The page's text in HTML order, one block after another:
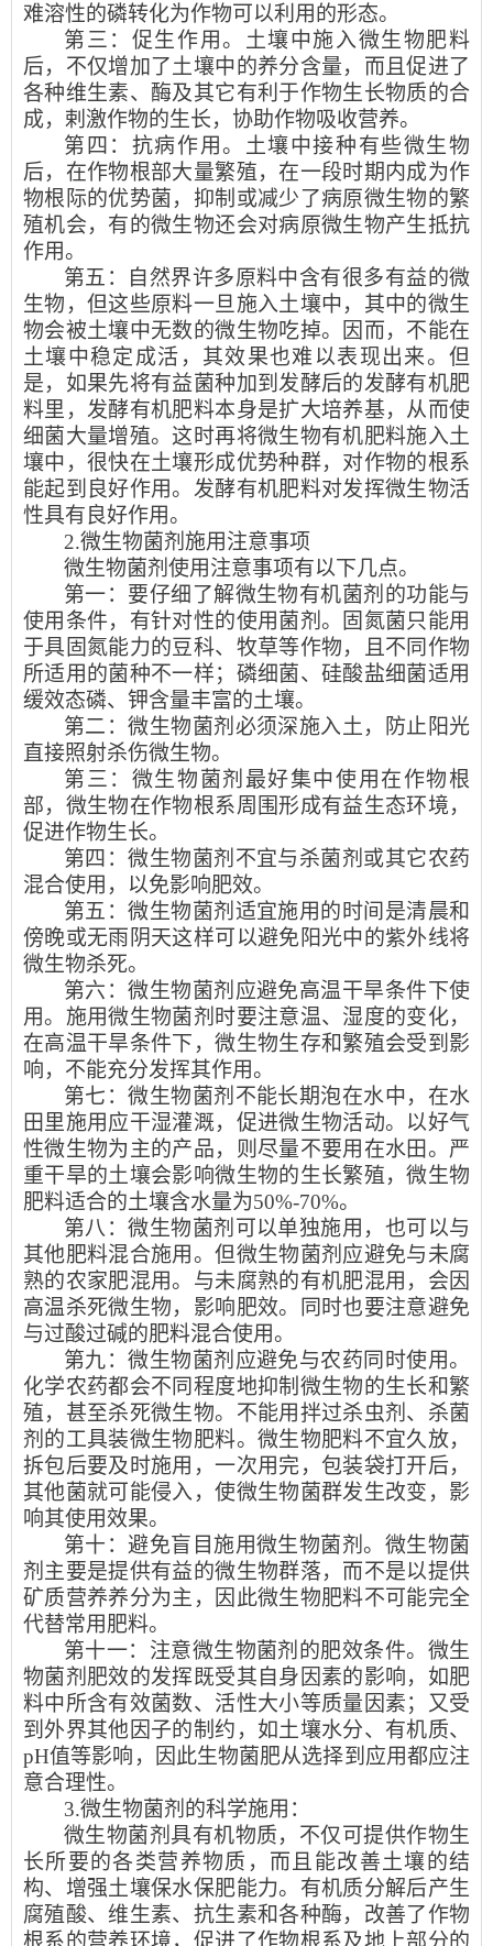
难溶性的磷转化为作物可以利用的形态。
第三：促生作用。土壤中施入微生物肥料
后，不仅增加了土壤中的养分含量，而且促进了
各种维生素、酶及其它有利于作物生长物质的合
成，剌激作物的生长，协助作物吸收营养。
第四：抗病作用。土壤中接种有些微生物
后，在作物根部大量繁殖，在一段时期内成为作
物根际的优势菌，抑制或减少了病原微生物的繁
殖机会，有的微生物还会对病原微生物产生抵抗
作用。
第五：自然界许多原料中含有很多有益的微
生物，但这些原料一旦施入土壤中，其中的微生
物会被土壤中无数的微生物吃掉。因而，不能在
土壤中稳定成活，其效果也难以表现出来。但
是，如果先将有益菌种加到发酵后的发酵有机肥
料里，发酵有机肥料本身是扩大培养基，从而使
细菌大量增殖。这时再将微生物有机肥料施入土
壤中，很快在土壤形成优势种群，对作物的根系
能起到良好作用。发酵有机肥料对发挥微生物活
性具有良好作用。
2.微生物菌剂施用注意事项
微生物菌剂使用注意事项有以下几点。
第一：要仔细了解微生物有机菌剂的功能与
使用条件，有针对性的使用菌剂。固氮菌只能用
于具固氮能力的豆科、牧草等作物，且不同作物
所适用的菌种不一样；磷细菌、硅酸盐细菌适用
缓效态磷、钾含量丰富的土壤。
第二：微生物菌剂必须深施入土，防止阳光
直接照射杀伤微生物。
第三：微生物菌剂最好集中使用在作物根
部，微生物在作物根系周围形成有益生态环境，
促进作物生长。
第四：微生物菌剂不宜与杀菌剂或其它农药
混合使用，以免影响肥效。
第五：微生物菌剂适宜施用的时间是清晨和
傍晚或无雨阴天这样可以避免阳光中的紫外线将
微生物杀死。
第六：微生物菌剂应避免高温干旱条件下使
用。施用微生物菌剂时要注意温、湿度的变化，
在高温干旱条件下，微生物生存和繁殖会受到影
响，不能充分发挥其作用。
第七：微生物菌剂不能长期泡在水中，在水
田里施用应干湿灌溉，促进微生物活动。以好气
性微生物为主的产品，则尽量不要用在水田。严
重干旱的土壤会影响微生物的生长繁殖，微生物
肥料适合的土壤含水量为50%-70%。
第八：微生物菌剂可以单独施用，也可以与
其他肥料混合施用。但微生物菌剂应避免与未腐
熟的农家肥混用。与未腐熟的有机肥混用，会因
高温杀死微生物，影响肥效。同时也要注意避免
与过酸过碱的肥料混合使用。
第九：微生物菌剂应避免与农药同时使用。
化学农药都会不同程度地抑制微生物的生长和繁
殖，甚至杀死微生物。不能用拌过杀虫剂、杀菌
剂的工具装微生物肥料。微生物肥料不宜久放，
拆包后要及时施用，一次用完，包装袋打开后，
其他菌就可能侵入，使微生物菌群发生改变，影
响其使用效果。
第十：避免盲目施用微生物菌剂。微生物菌
剂主要是提供有益的微生物群落，而不是以提供
矿质营养养分为主，因此微生物肥料不可能完全
代替常用肥料。
第十一：注意微生物菌剂的肥效条件。微生
物菌剂肥效的发挥既受其自身因素的影响，如肥
料中所含有效菌数、活性大小等质量因素；又受
到外界其他因子的制约，如土壤水分、有机质、
pH值等影响，因此生物菌肥从选择到应用都应注
意合理性。
3.微生物菌剂的科学施用：
微生物菌剂具有机物质，不仅可提供作物生
长所要的各类营养物质，而且能改善土壤的结
构、增强土壤保水保肥能力。有机质分解后产生
腐殖酸、维生素、抗生素和各种酶，改善了作物
根系的营养环境，促进了作物根系及地上部分的